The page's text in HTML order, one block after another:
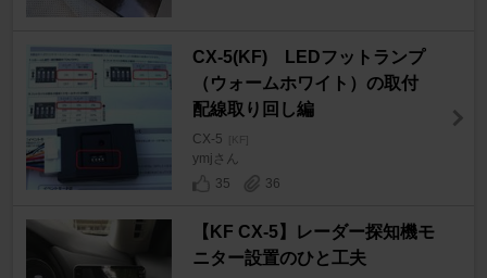
CX-5(KF) LEDフットランプ
（ウォームホワイト）の取付
配線取り回し編
CX-5 [KF]
ymjさん
35
36
【KF CX-5】レーダー探知機モ
ニター設置のひと工夫